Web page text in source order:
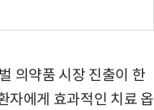
의약품 시장 진출이 한
자에게 효과적인 치료 옵